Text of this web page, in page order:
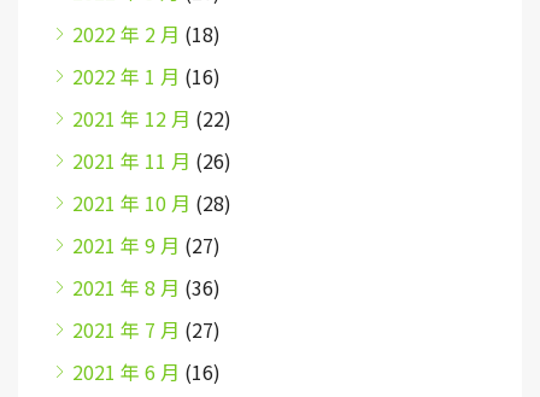
2022 年 2 月 (18)
2022 年 1 月 (16)
2021 年 12 月 (22)
2021 年 11 月 (26)
2021 年 10 月 (28)
2021 年 9 月 (27)
2021 年 8 月 (36)
2021 年 7 月 (27)
2021 年 6 月 (16)